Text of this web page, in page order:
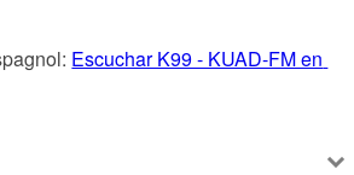
Escuchar K99 - KUAD-FM en